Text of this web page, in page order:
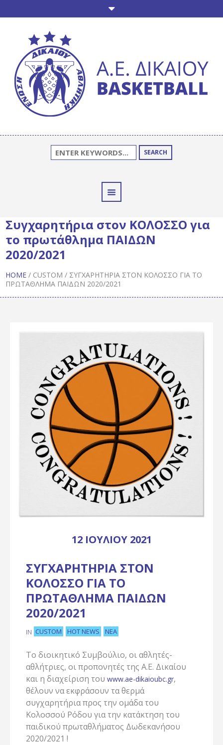
SEARCH
Συγχαρητήρια στον ΚΟΛΟΣΣΟ για
το πρωτάθλημα ΠΑΙΔΩΝ
2020/2021
HOME / CUSTOM / ΣΥΓΧΑΡΗΤΉΡΙΑ ΣΤΟΝ ΚΟΛΟΣΣΟ ΓΙΑ ΤΟ
ΠΡΩΤΆΘΛΗΜΑ ΠΑΙΔΩΝ 2020/2021
12 ΙΟΥΛΊΟΥ 2021
ΣΥΓΧΑΡΗΤΉΡΙΑ ΣΤΟΝ
ΚΟΛΟΣΣΟ ΓΙΑ ΤΟ
ΠΡΩΤΆΘΛΗΜΑ ΠΑΙΔΩΝ
2020/2021
IN CUSTOM HOT NEWS ΝΈΑ
Το διοικητικό Συμβούλιο, οι αθλητές-
αθλήτριες, οι προπονητές της Α.Ε. Δικαίου
και η διαχείριση του www.ae-dikaioubc.gr,
θέλουν να εκφράσουν τα θερμά
συγχαρητήρια προς την ομάδα του
Κολοσσού Ρόδου για την κατάκτηση του
παιδικού πρωταθλήματος Δωδεκανήσου
2020/2021 !